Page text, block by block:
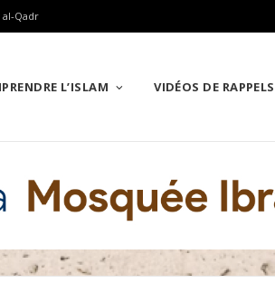
al-Qadr
L’ISLAM VIDÉOS DE RAPPELS